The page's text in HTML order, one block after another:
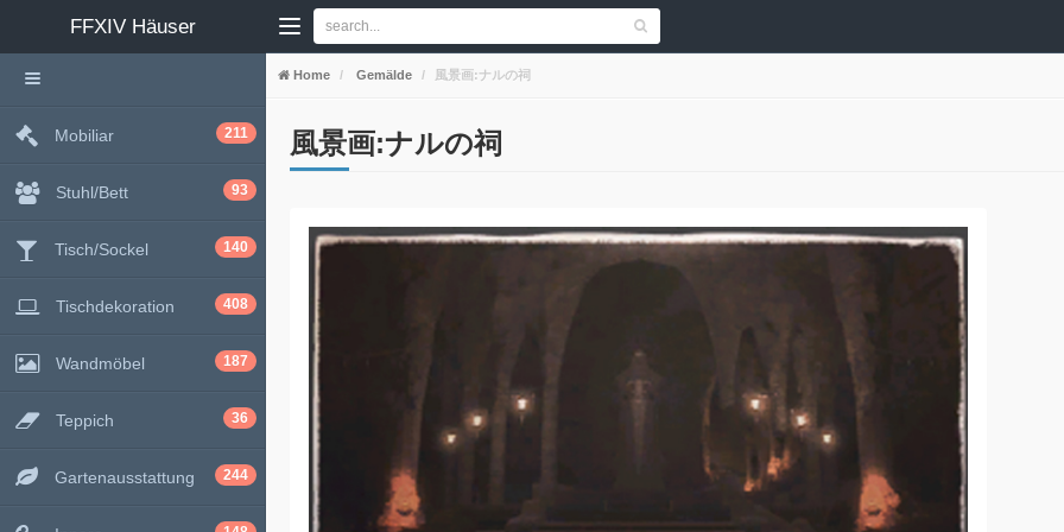
FFXIV Häuser
Home Gemälde 風景画:ナルの祠
風景画:ナルの祠
Mobiliar 211
Stuhl/Bett 93
Tisch/Sockel 140
Tischdekoration 408
Wandmöbel 187
Teppich 36
Gartenausstattung 244